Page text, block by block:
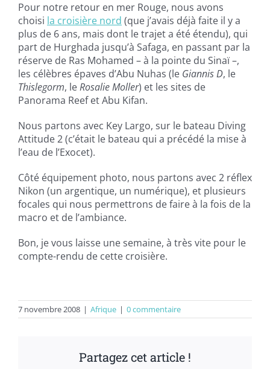
Pour notre retour en mer Rouge, nous avons
choisi la croisière nord (que j’avais déjà faite il y a
plus de 6 ans, mais dont le trajet a été étendu), qui
part de Hurghada jusqu’à Safaga, en passant par la
réserve de Ras Mohamed – à la pointe du Sinaï –,
les célèbres épaves d’Abu Nuhas (le Giannis D, le
Thislegorm, leRosalie Moller) et les sites de
Panorama Reef et Abu Kifan.
Nous partons avec Key Largo, sur le bateau Diving
Attitude 2 (c’était le bateau qui a précédé la mise à
l’eau de l’Exocet).
Côté équipement photo, nous partons avec 2 réflex
Nikon (un argentique, un numérique), et plusieurs
focales qui nous permettrons de faire à la fois de la
macro et de l’ambiance.
Bon, je vous laisse une semaine, à très vite pour le
compte-rendu de cette croisière.
7 novembre 2008 | Afrique | 0 commentaire
Partagez cet article !